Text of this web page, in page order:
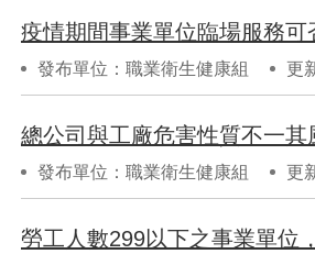
疫情期間事業單位臨場服務
發布單位：職業衛生健康組 更
總公司與工廠危害性質不一其
發布單位：職業衛生健康組 更